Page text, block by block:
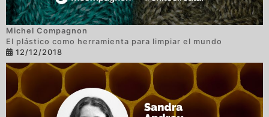
Michel Compagnon
El plástico como herramienta para limpiar el mundo
12/12/2018